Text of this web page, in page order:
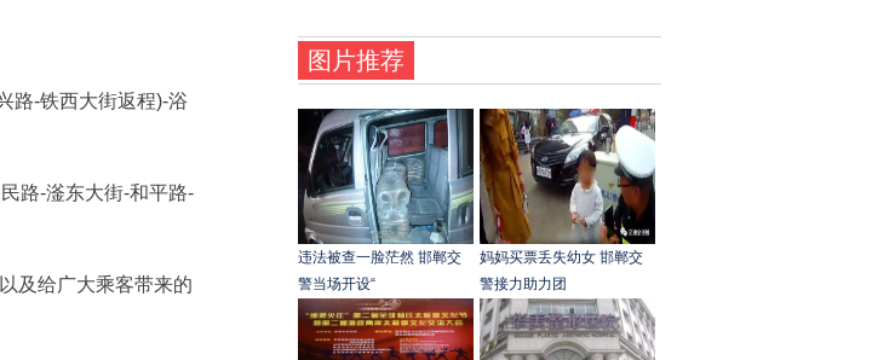
-铁西大街返程)-浴
路-滏东大街-和平路-
及给广大乘客带来的
图片推荐
违法被查一脸茫然 邯郸交
警当场开设“
妈妈买票丢失幼女 邯郸交
警接力助力团